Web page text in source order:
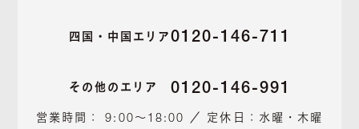
四国・中国エリア 0120-146-711
その他のエリア 0120-146-991
営業時間： 9:00～18:00 ／ 定休日：水曜・木曜